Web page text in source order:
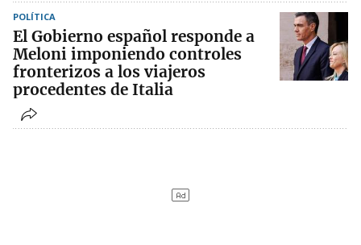
POLÍTICA
El Gobierno español responde a
Meloni imponiendo controles
fronterizos a los viajeros
procedentes de Italia